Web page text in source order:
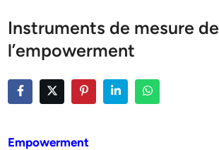
Instruments de mesure de
l’empowerment
Empowerment